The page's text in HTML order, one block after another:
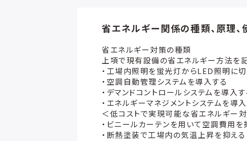
省エネルギー関係の種類、原理
省エネルギー対策の種類
上項で現有設備の省エネルギー方法を
・工場内照明を蛍光灯からLED照明に切
・空調自動管理システムを導入する
・デマンドコントロールシステムを導入す
・エネルギーマネジメントシステムを導
＜低コストで実現可能な省エネルギー
・ビニールカーテンを用いて空調費用を
・断熱塗装で工場内の気温上昇を抑える